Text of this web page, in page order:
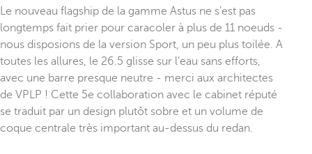
Le nouveau flagship de la gamme Astus ne s’est pas
longtemps fait prier pour caracoler à plus de 11 noeuds -
nous disposions de la version Sport, un peu plus toilée. A
toutes les allures, le 26.5 glisse sur l’eau sans efforts,
avec une barre presque neutre - merci aux architectes
de VPLP ! Cette 5e collaboration avec le cabinet réputé
se traduit par un design plutôt sobre et un volume de
coque centrale très important au-dessus du redan.